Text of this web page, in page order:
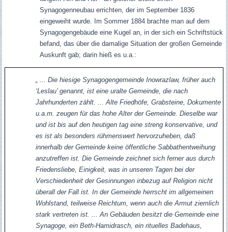
Synagogenneubau errichten, der im September 1836
eingeweiht wurde. Im Sommer 1884 brachte man auf dem
Synagogengebäude eine Kugel an, in der sich ein Schriftstück
befand, das über die damalige Situation der großen Gemeinde
Auskunft gab; darin hieß es u.a.:
„ ... Die hiesige Synagogengemeinde Inowrazlaw, früher auch
‘Leslau’ genannt, ist eine uralte Gemeinde, die nach
Jahrhunderten zählt. ... Alte Friedhöfe, Grabsteine, Dokumente
u.a.m. zeugen für das hohe Alter der Gemeinde. Dieselbe war
und ist bis auf den heutigen tag eine streng konservative, und
es ist als besonders rühmenswert hervorzuheben, daß
innerhalb der Gemeinde keine öffentliche Sabbathentweihung
anzutreffen ist. Die Gemeinde zeichnet sich ferner aus durch
Friedensliebe, Einigkeit, was in unseren Tagen bei der
Verschiedenheit der Gesinnungen inbezug auf Religion nicht
überall der Fall ist. In der Gemeinde herrscht im allgemeinen
Wohlstand, teilweise Reichtum, wenn auch die Armut ziemlich
stark vertreten ist. ... An Gebäuden besitzt die Gemeinde eine
Synagoge, ein Beth-Hamidrasch, ein rituelles Badehaus,